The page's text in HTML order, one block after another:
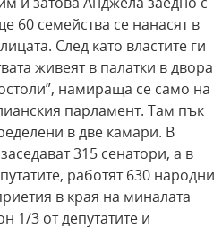
60 семейства се нанасят в
След като властите ги
живеят в палатки в двора
намираща се само на
парламент. Там пък
в две камари. В
315 сенатори, а в
работят 630 народни
в края на миналата
1/3 от депутатите и